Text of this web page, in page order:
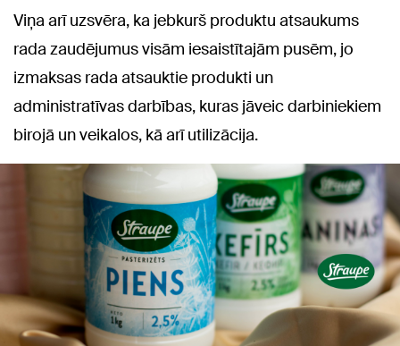
Viņa arī uzsvēra, ka jebkurš produktu atsaukums
rada zaudējumus visām iesaistītajām pusēm, jo
izmaksas rada atsauktie produkti un
administratīvas darbības, kuras jāveic darbiniekiem
birojā un veikalos, kā arī utilizācija.